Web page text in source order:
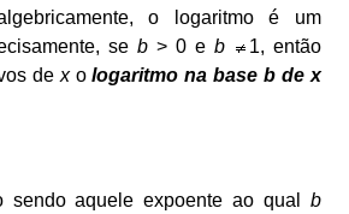
o logaritmo é um
seb> 0 e b
1, então
de xologaritmo na base b de x
sendo aquele expoente ao qual b